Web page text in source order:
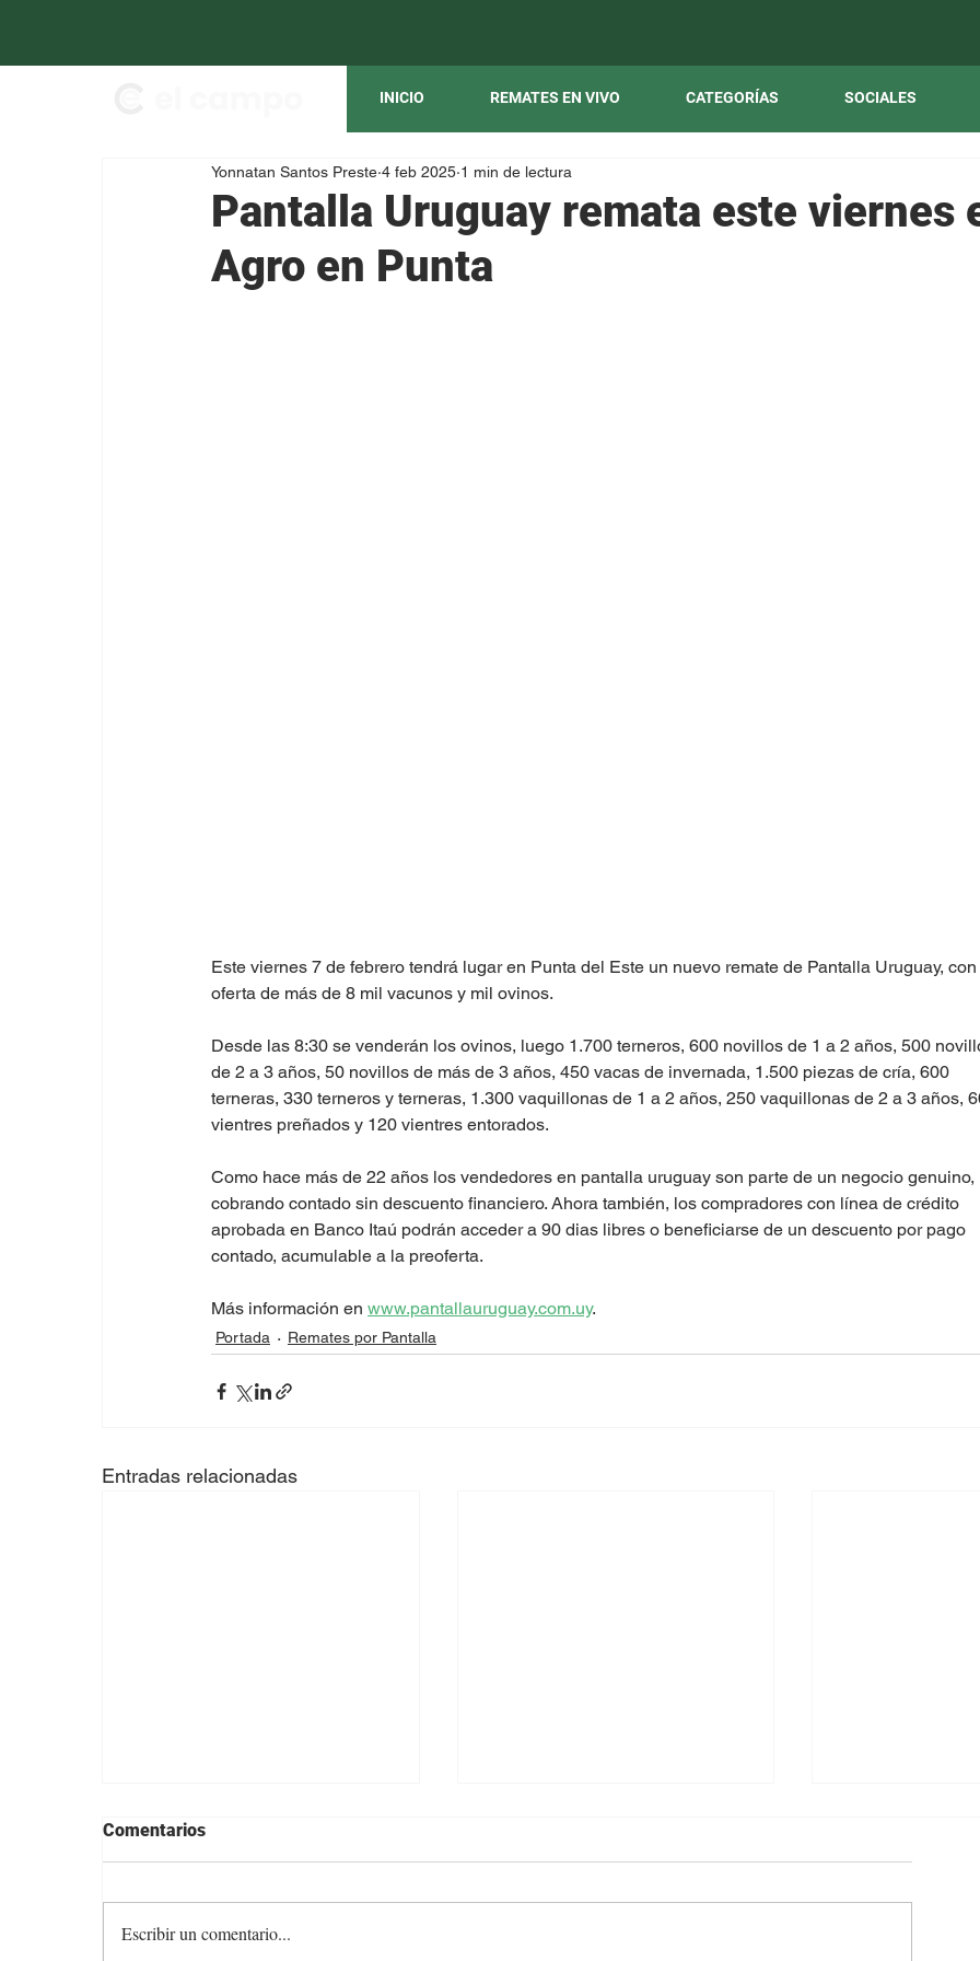
INICIO REMATES EN VIVO CATEGORÍAS SOCIALES
Pantalla Uruguay remata este viernes
Agro en Punta
Yonnatan Santos Preste 4 feb 2025 1 min de lectura
Este viernes 7 de febrero tendrá lugar en Punta del Este un nuevo remate de Pantalla Uruguay,
oferta de más de 8 mil vacunos y mil ovinos.
Desde las 8:30 se venderán los ovinos, luego 1.700 terneros, 600 novillos de 1 a 2 años, 500
de 2 a 3 años, 50 novillos de más de 3 años, 450 vacas de invernada, 1.500 piezas de cría, 600
terneras, 330 terneros y terneras, 1.300 vaquillonas de 1 a 2 años, 250 vaquillonas de 2 a 3 años,
vientres preñados y 120 vientres entorados.
Como hace más de 22 años los vendedores en pantalla uruguay son parte de un negocio genuino,
cobrando contado sin descuento financiero. Ahora también, los compradores con línea de crédito
aprobada en Banco Itaú podrán acceder a 90 dias libres o beneficiarse de un descuento por pago
contado, acumulable a la preoferta.
Más información en www.pantallauruguay.com.uy.
Portada Remates por Pantalla
Entradas relacionadas
Comentarios
Escribir un comentario...